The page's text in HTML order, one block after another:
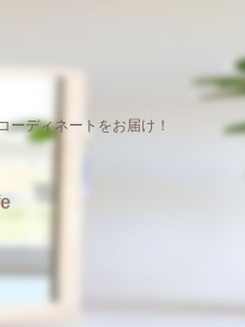
ーディネートをお届け！